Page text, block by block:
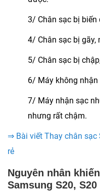
3/ Chân sạc bị
4/ Chân sạc bị gãy,
5/ Chân sạc bị
6/ Máy không nhận
7/ Máy nhận sạc
nhưng rất chậm.
⇒ Bài viết Thay chân sạc
rẻ
Nguyên nhân
Samsung S20,